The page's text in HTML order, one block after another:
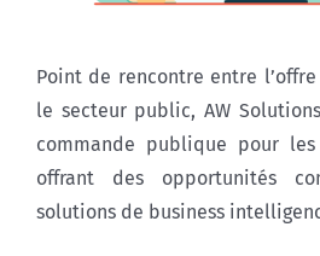
Point de rencontre entre
le secteur public, AW
commande publique pour
offrant des opportunités
solutions de business